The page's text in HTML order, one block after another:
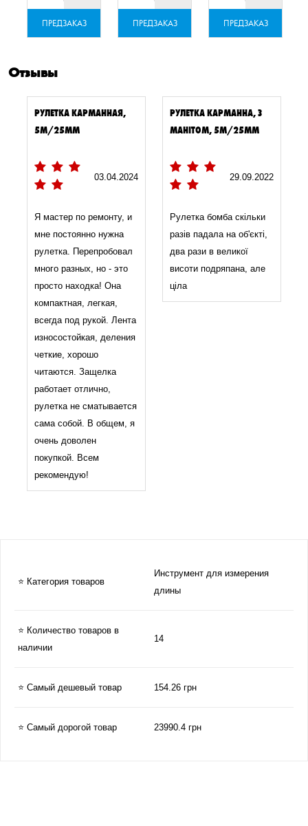
ПРЕДЗАКАЗ ПРЕДЗАКАЗ ПРЕДЗАКАЗ
Отзывы
РУЛЕТКА КАРМАННАЯ,
5М/25ММ
03.04.2024
Я мастер по ремонту, и
мне постоянно нужна
рулетка. Перепробовал
много разных, но - это
просто находка! Она
компактная, легкая,
всегда под рукой. Лента
износостойкая, деления
четкие, хорошо
читаются. Защелка
работает отлично,
рулетка не сматывается
сама собой. В общем, я
очень доволен
покупкой. Всем
рекомендую!
РУЛЕТКА КАРМАННА, З
МАНІТОМ, 5М/25ММ
29.09.2022
Рулетка бомба скільки
разів падала на об'єкті,
два рази в великої
висоти подряпана, але
ціла
⭐ Категория товаров
Инструмент для измерения
длины
⭐ Количество товаров в
наличии
14
⭐ Самый дешевый товар 154.26 грн
⭐ Самый дорогой товар 23990.4 грн